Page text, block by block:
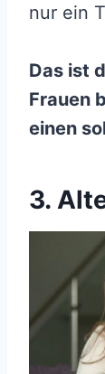
nur ein
Das ist
Frauen
einen
3.